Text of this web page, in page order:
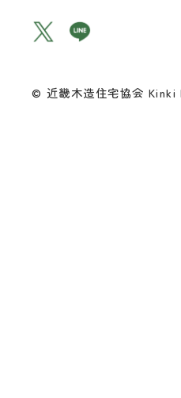
© 近畿木造住宅協会